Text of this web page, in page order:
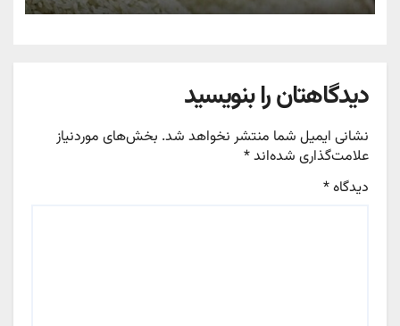
دیدگاهتان را بنویسید
نشانی ایمیل شما منتشر نخواهد شد. بخش‌های موردنیاز
علامت‌گذاری شده‌اند*
دیدگاه*